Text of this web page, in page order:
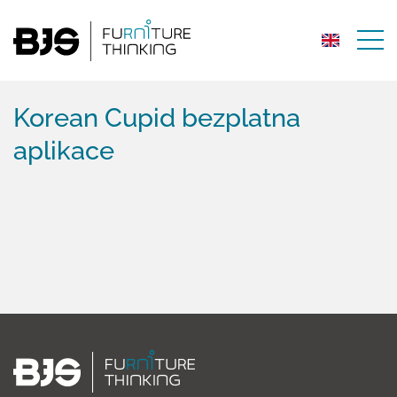
Korean Cupid bezplatna
aplikace